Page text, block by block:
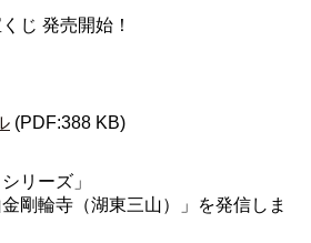
じ 発売開始！
(PDF:388 KB)
リーズ」
剛輪寺（湖東三山）」を発信しま